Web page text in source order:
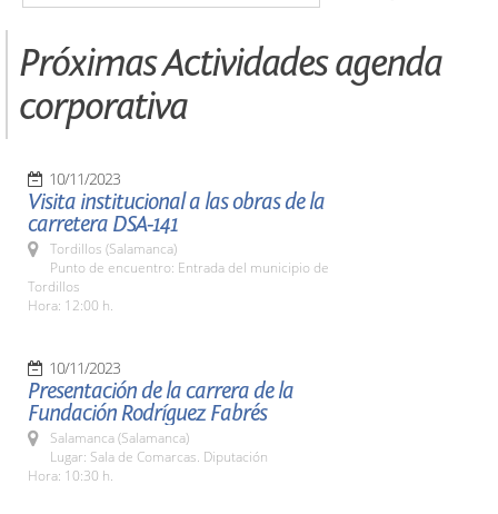
Próximas Actividades agenda
corporativa
10/11/2023
Visita institucional a las obras de la
carretera DSA-141
Tordillos (Salamanca)
Punto de encuentro: Entrada del municipio de
Tordillos
Hora: 12:00 h.
10/11/2023
Presentación de la carrera de la
Fundación Rodríguez Fabrés
Salamanca (Salamanca)
Lugar: Sala de Comarcas. Diputación
Hora: 10:30 h.